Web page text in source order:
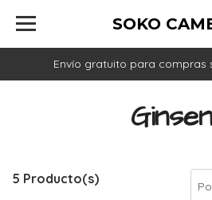
Envío gratuito para compras
SOKO
5 Producto(s)